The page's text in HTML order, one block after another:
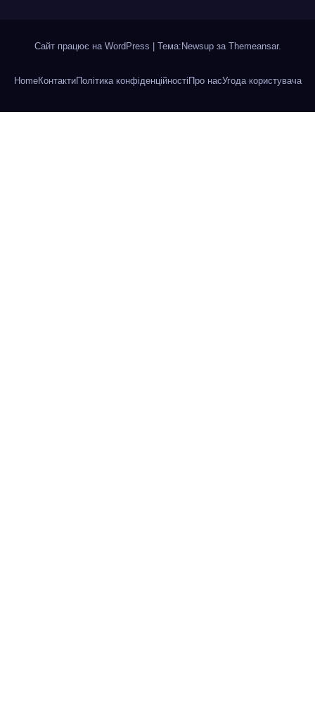
Сайт працює на WordPress Тема:Newsup за Themeansar.
HomeКонтактиПолітика конфіденційностіПро насУгода користувача